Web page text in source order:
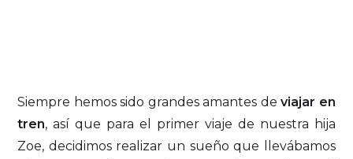
Siempre hemos sido grandes amantes deviajar en
tren, así que para el primer viaje de nuestra hija
Zoe, decidimos realizar un sueño que llevábamos